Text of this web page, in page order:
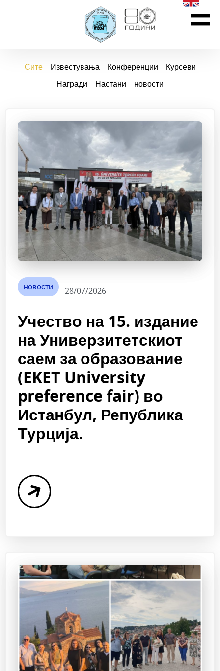
Известувања Конференции
Курсеви
Награди
Настани новости
Сите
новости 28/07/2026
Учество на 15. издание
на Универзитетскиот
саем за образование
(EKET University
preference fair) во
Истанбул, Република
Турција.